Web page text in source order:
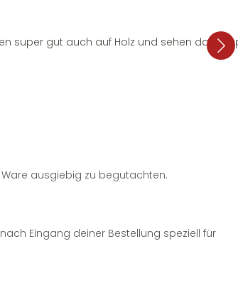
super gut auch auf Holz und sehen dazu
Ware ausgiebig zu begutachten.
Eingang deiner Bestellung speziell für